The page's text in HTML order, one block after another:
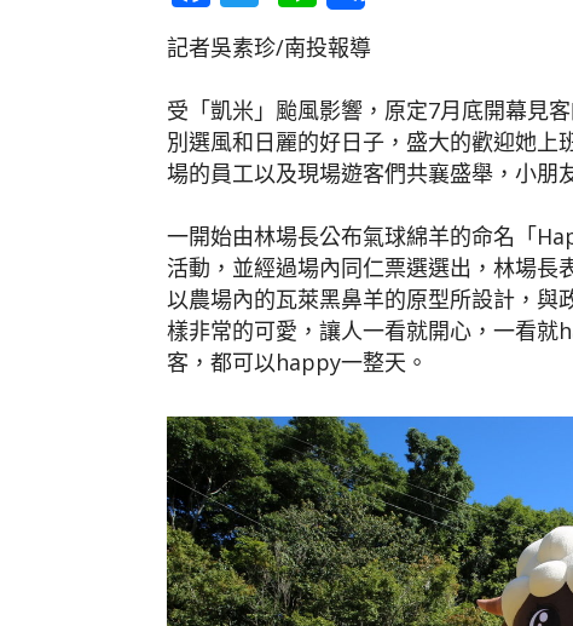
記者吳素珍/南投報導
受「凱米」颱風影響，原定7月底開幕見
別選風和日麗的好日子，盛大的歡迎她上
場的員工以及現場遊客們共襄盛舉，小朋
一開始由林場長公布氣球綿羊的命名「
活動，並經過場內同仁票選選出，林場
以農場內的瓦萊黑鼻羊的原型所設計，與
樣非常的可愛，讓人一看就開心，一看
客，都可以happy一整天。